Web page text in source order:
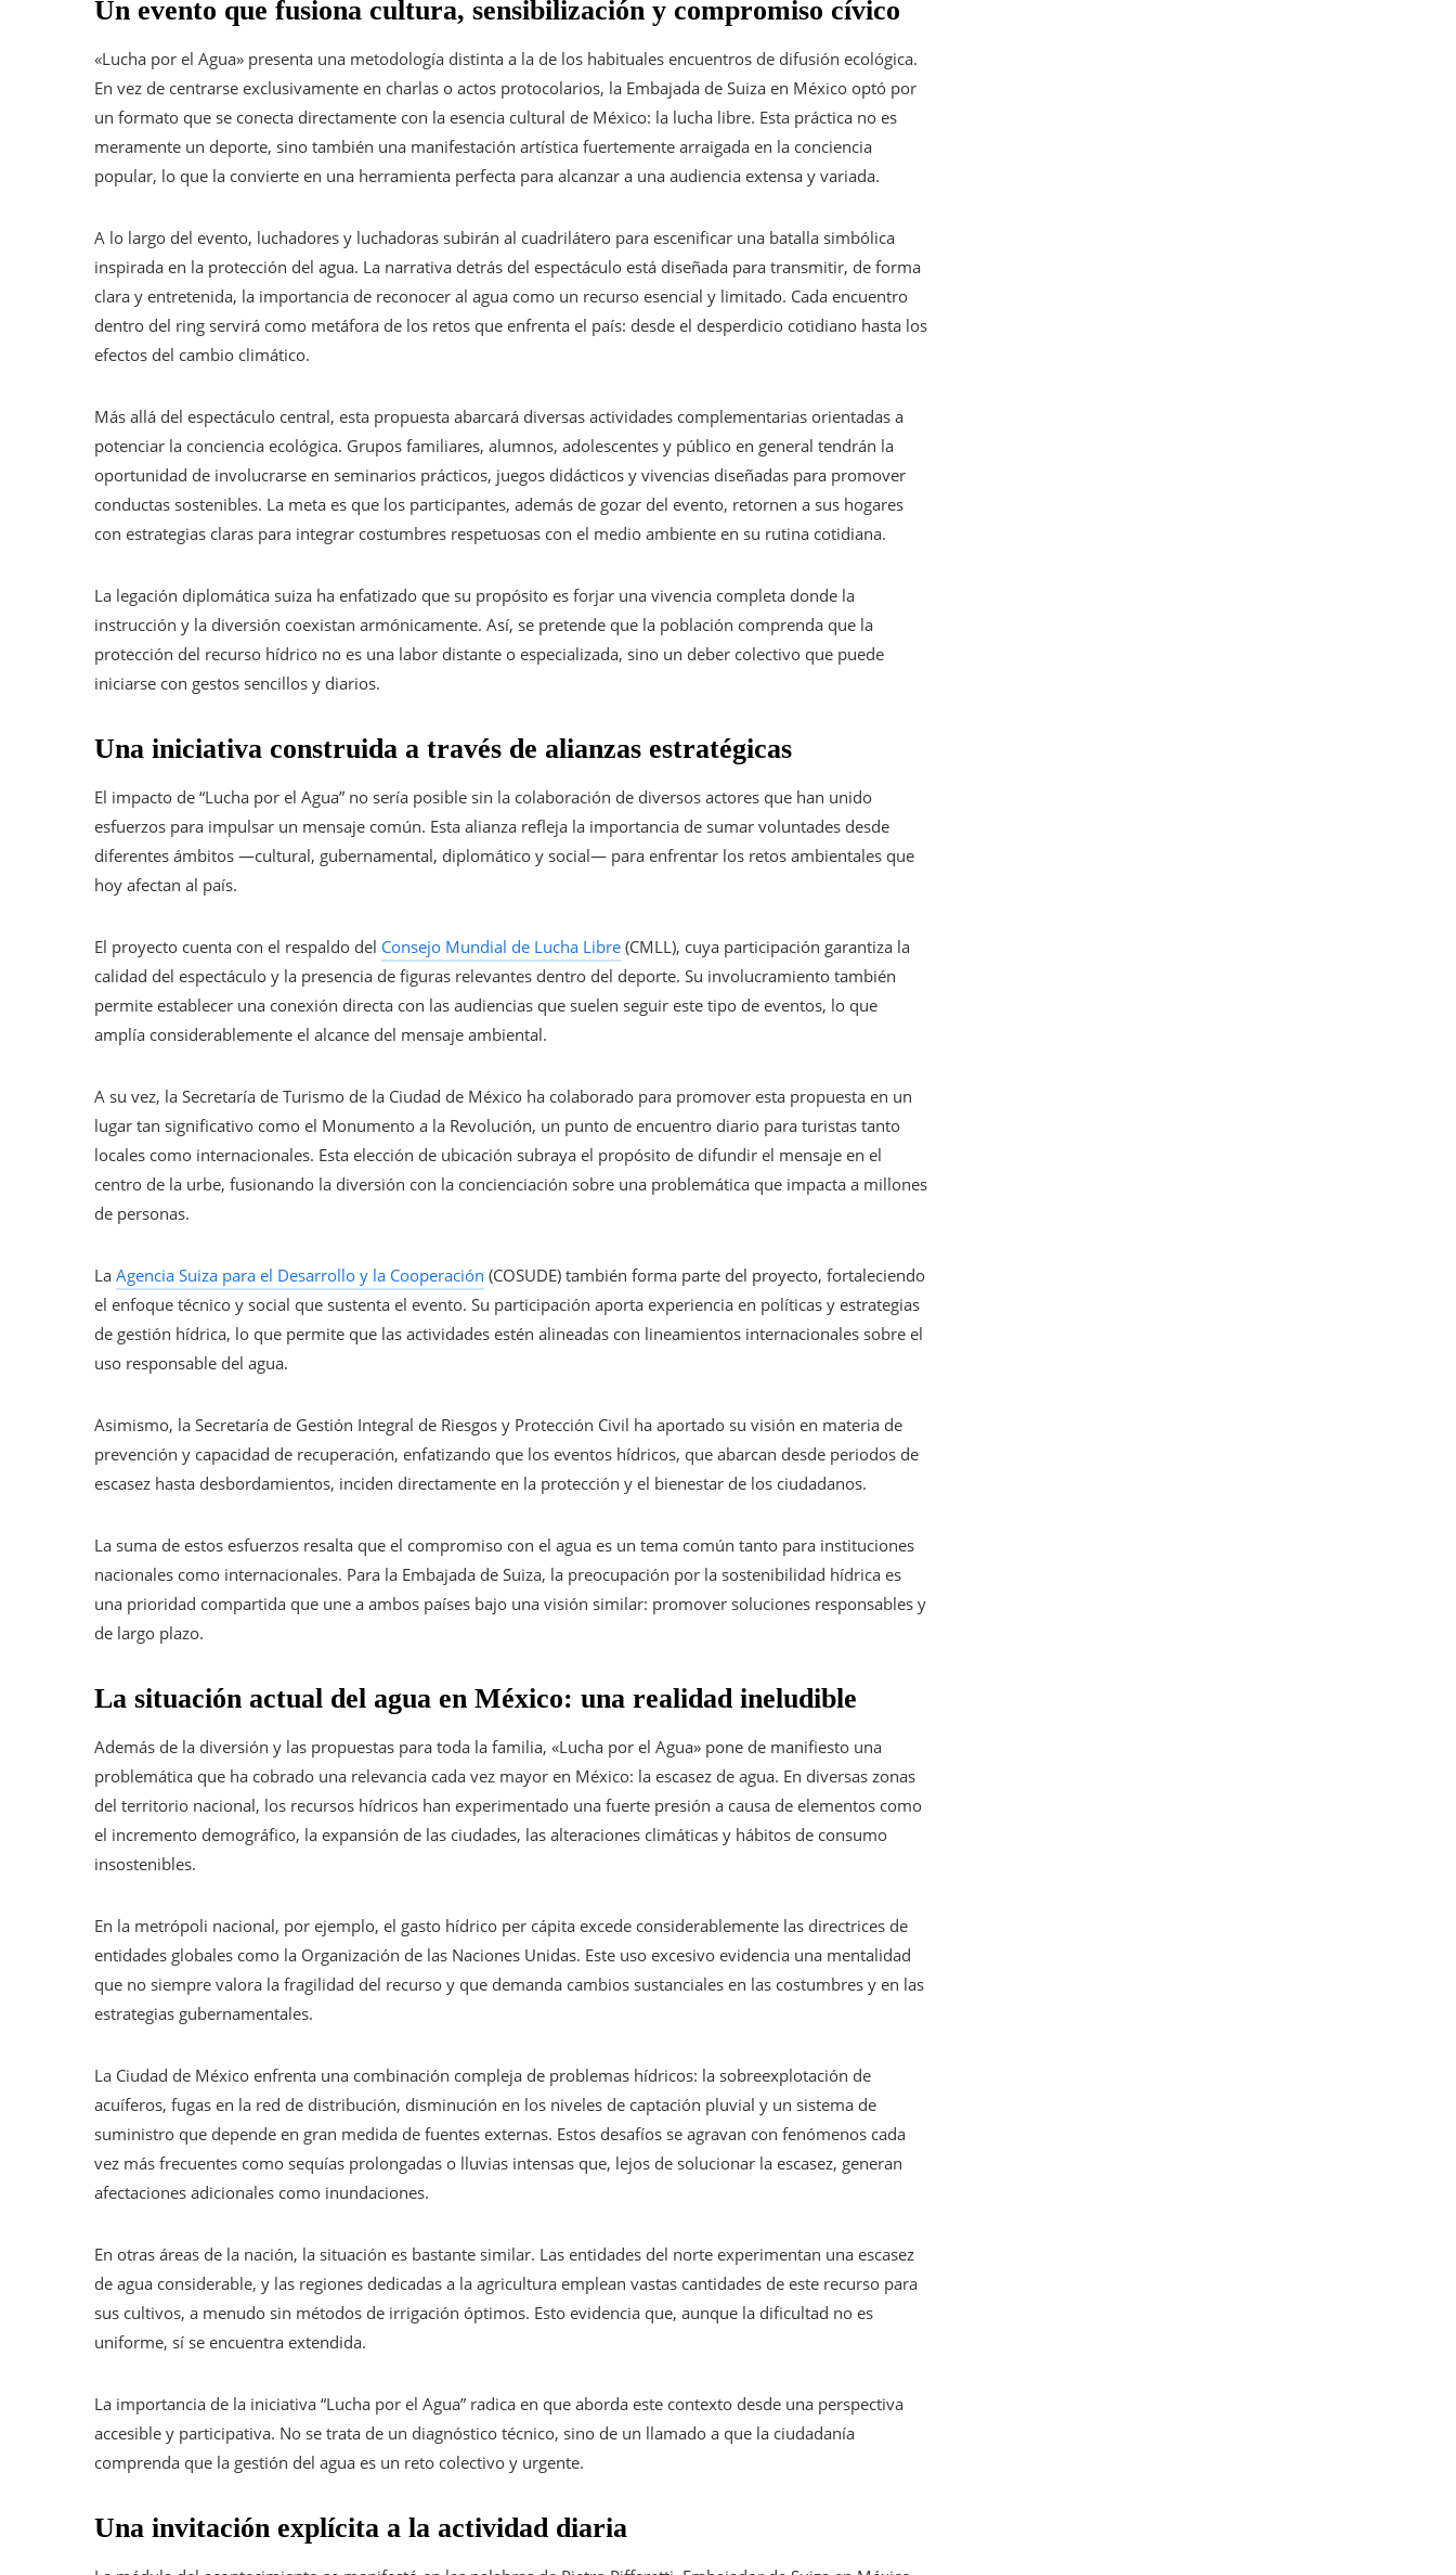
Un evento que fusiona cultura, sensibilización y compromiso cívico
«Lucha por el Agua» presenta una metodología distinta a la de los habituales encuentros de difusión ecológica.
En vez de centrarse exclusivamente en charlas o actos protocolarios, la Embajada de Suiza en México optó por
un formato que se conecta directamente con la esencia cultural de México: la lucha libre. Esta práctica no es
meramente un deporte, sino también una manifestación artística fuertemente arraigada en la conciencia
popular, lo que la convierte en una herramienta perfecta para alcanzar a una audiencia extensa y variada.
A lo largo del evento, luchadores y luchadoras subirán al cuadrilátero para escenificar una batalla simbólica
inspirada en la protección del agua. La narrativa detrás del espectáculo está diseñada para transmitir, de forma
clara y entretenida, la importancia de reconocer al agua como un recurso esencial y limitado. Cada encuentro
dentro del ring servirá como metáfora de los retos que enfrenta el país: desde el desperdicio cotidiano hasta los
efectos del cambio climático.
Más allá del espectáculo central, esta propuesta abarcará diversas actividades complementarias orientadas a
potenciar la conciencia ecológica. Grupos familiares, alumnos, adolescentes y público en general tendrán la
oportunidad de involucrarse en seminarios prácticos, juegos didácticos y vivencias diseñadas para promover
conductas sostenibles. La meta es que los participantes, además de gozar del evento, retornen a sus hogares
con estrategias claras para integrar costumbres respetuosas con el medio ambiente en su rutina cotidiana.
La legación diplomática suiza ha enfatizado que su propósito es forjar una vivencia completa donde la
instrucción y la diversión coexistan armónicamente. Así, se pretende que la población comprenda que la
protección del recurso hídrico no es una labor distante o especializada, sino un deber colectivo que puede
iniciarse con gestos sencillos y diarios.
Una iniciativa construida a través de alianzas estratégicas
El impacto de “Lucha por el Agua” no sería posible sin la colaboración de diversos actores que han unido
esfuerzos para impulsar un mensaje común. Esta alianza refleja la importancia de sumar voluntades desde
diferentes ámbitos —cultural, gubernamental, diplomático y social— para enfrentar los retos ambientales que
hoy afectan al país.
El proyecto cuenta con el respaldo del Consejo Mundial de Lucha Libre (CMLL), cuya participación garantiza la
calidad del espectáculo y la presencia de figuras relevantes dentro del deporte. Su involucramiento también
permite establecer una conexión directa con las audiencias que suelen seguir este tipo de eventos, lo que
amplía considerablemente el alcance del mensaje ambiental.
A su vez, la Secretaría de Turismo de la Ciudad de México ha colaborado para promover esta propuesta en un
lugar tan significativo como el Monumento a la Revolución, un punto de encuentro diario para turistas tanto
locales como internacionales. Esta elección de ubicación subraya el propósito de difundir el mensaje en el
centro de la urbe, fusionando la diversión con la concienciación sobre una problemática que impacta a millones
de personas.
La Agencia Suiza para el Desarrollo y la Cooperación (COSUDE) también forma parte del proyecto, fortaleciendo
el enfoque técnico y social que sustenta el evento. Su participación aporta experiencia en políticas y estrategias
de gestión hídrica, lo que permite que las actividades estén alineadas con lineamientos internacionales sobre el
uso responsable del agua.
Asimismo, la Secretaría de Gestión Integral de Riesgos y Protección Civil ha aportado su visión en materia de
prevención y capacidad de recuperación, enfatizando que los eventos hídricos, que abarcan desde periodos de
escasez hasta desbordamientos, inciden directamente en la protección y el bienestar de los ciudadanos.
La suma de estos esfuerzos resalta que el compromiso con el agua es un tema común tanto para instituciones
nacionales como internacionales. Para la Embajada de Suiza, la preocupación por la sostenibilidad hídrica es
una prioridad compartida que une a ambos países bajo una visión similar: promover soluciones responsables y
de largo plazo.
La situación actual del agua en México: una realidad ineludible
Además de la diversión y las propuestas para toda la familia, «Lucha por el Agua» pone de manifiesto una
problemática que ha cobrado una relevancia cada vez mayor en México: la escasez de agua. En diversas zonas
del territorio nacional, los recursos hídricos han experimentado una fuerte presión a causa de elementos como
el incremento demográfico, la expansión de las ciudades, las alteraciones climáticas y hábitos de consumo
insostenibles.
En la metrópoli nacional, por ejemplo, el gasto hídrico per cápita excede considerablemente las directrices de
entidades globales como la Organización de las Naciones Unidas. Este uso excesivo evidencia una mentalidad
que no siempre valora la fragilidad del recurso y que demanda cambios sustanciales en las costumbres y en las
estrategias gubernamentales.
La Ciudad de México enfrenta una combinación compleja de problemas hídricos: la sobreexplotación de
acuíferos, fugas en la red de distribución, disminución en los niveles de captación pluvial y un sistema de
suministro que depende en gran medida de fuentes externas. Estos desafíos se agravan con fenómenos cada
vez más frecuentes como sequías prolongadas o lluvias intensas que, lejos de solucionar la escasez, generan
afectaciones adicionales como inundaciones.
En otras áreas de la nación, la situación es bastante similar. Las entidades del norte experimentan una escasez
de agua considerable, y las regiones dedicadas a la agricultura emplean vastas cantidades de este recurso para
sus cultivos, a menudo sin métodos de irrigación óptimos. Esto evidencia que, aunque la dificultad no es
uniforme, sí se encuentra extendida.
La importancia de la iniciativa “Lucha por el Agua” radica en que aborda este contexto desde una perspectiva
accesible y participativa. No se trata de un diagnóstico técnico, sino de un llamado a que la ciudadanía
comprenda que la gestión del agua es un reto colectivo y urgente.
Una invitación explícita a la actividad diaria